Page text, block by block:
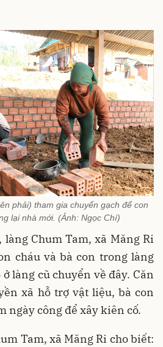
phải) tham gia chuyển gạch để con
lại nhà mới. (Ảnh: Ngọc Chí)
làng Chum Tam, xã Măng Ri
cháu và bà con trong làng
làng cũ chuyển về đây. Căn
xã hỗ trợ vật liệu, bà con
ngày công để xây kiên cố.
Tam, xã Măng Ri cho biết: